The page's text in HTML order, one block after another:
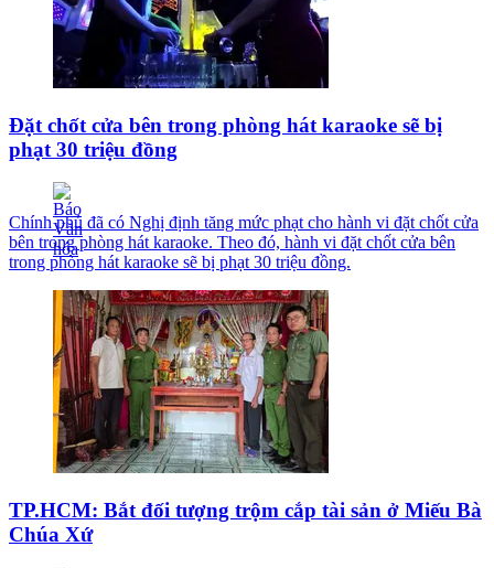
Đặt chốt cửa bên trong phòng hát karaoke sẽ bị
phạt 30 triệu đồng
Chính phủ đã có Nghị định tăng mức phạt cho hành vi đặt chốt cửa
bên trong phòng hát karaoke. Theo đó, hành vi đặt chốt cửa bên
trong phòng hát karaoke sẽ bị phạt 30 triệu đồng.
TP.HCM: Bắt đối tượng trộm cắp tài sản ở Miếu Bà
Chúa Xứ